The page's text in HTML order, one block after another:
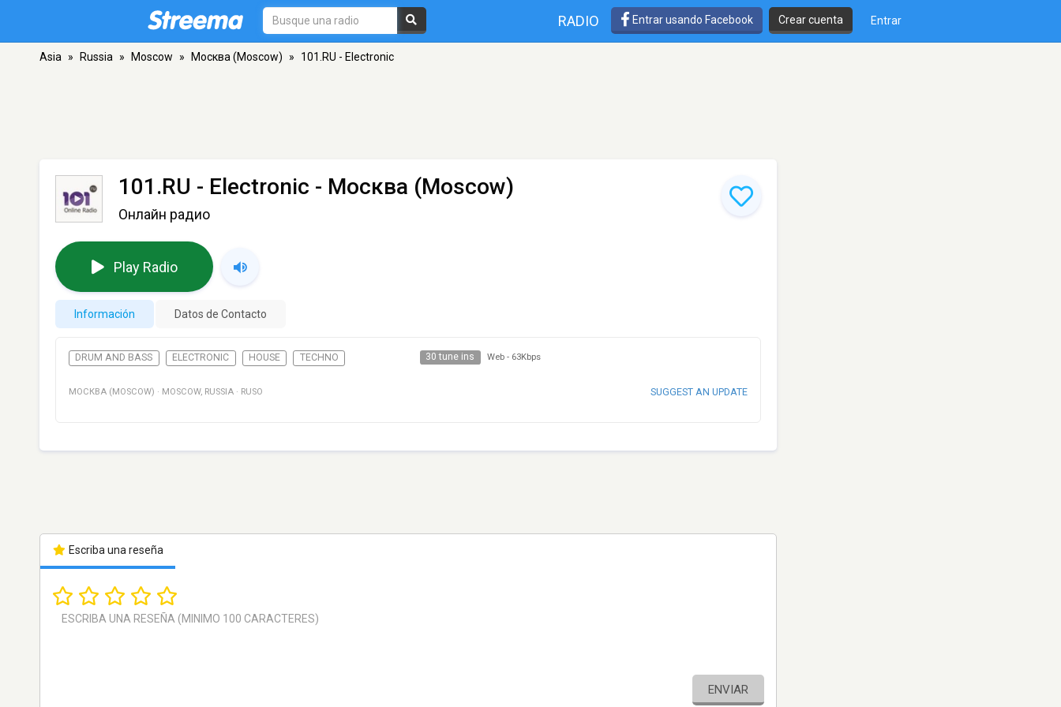
RADIO Entrar usando Facebook Crear cuenta Entrar
Asia » Russia » Moscow » Москва (Moscow) » 101.RU - Electronic
101.RU - Electronic - Москва (Moscow)
Онлайн радио
Play Radio
Información Datos de Contacto
DRUM AND BASS ELECTRONIC HOUSE TECHNO 30 tune ins Web - 63Kbps
МОСКВА (MOSCOW) · MOSCOW, RUSSIA · RUSO SUGGEST AN UPDATE
Escriba una reseña
ENVIAR